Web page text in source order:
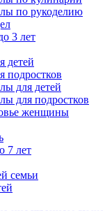
по рукоделию
3 лет
детей
подростков
для детей
для подростков
женщины
7 лет
семьи